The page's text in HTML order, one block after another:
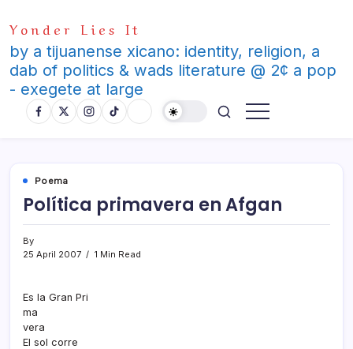
to
content
Yonder Lies It
by a tijuanense xicano: identity, religion, a
dab of politics & wads literature @ 2¢ a pop
- exegete at large
Poema
Polí­tica primavera en Afgan
By
25 April 2007
1 Min Read
Es la Gran Pri
ma
vera
El sol corre